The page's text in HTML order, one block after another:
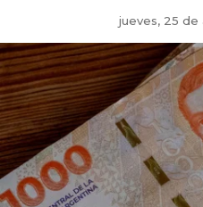
jueves, 25